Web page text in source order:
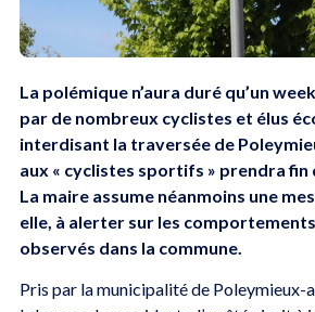
La polémique n’aura duré qu’un
par de nombreux cyclistes et élus
interdisant la traversée de
aux « cyclistes sportifs » prendra fin
La maire assume néanmoins une
elle, à alerter sur les
observés dans la commune.
Pris par la municipalité de Poleymieux-